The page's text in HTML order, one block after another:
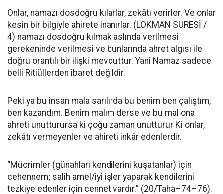
Onlar, namazı dosdoğru kılarlar, zekâtı verirler. Ve onlar
kesin bir bilgiyle ahirete inanırlar. (LOKMAN SURESİ /
4) namazı dosdoğru kılmak aslında verilmesi
gerekeninde verilmesi ve bunlarında ahret algısı ile
doğru orantılı bir ilişki mevcuttur. Yani Namaz sadece
belli Ritiüllerden ibaret değildir.
Peki ya bu insan mala sarılırda bu benim ben çalıştım,
ben kazandım. Benim malım derse ve bu mal ona
ahreti unutturursa ki çoğu zaman unutturur Ki onlar,
zekâtı vermeyenler ve ahireti inkâr edenlerdir.
“Mücrimler (günahları kendilerini kuşatanlar) için
cehennem; salih amel/iyi işler yaparak kendilerini
tezkiye edenler için cennet vardır.” (20/Taha–74–76).